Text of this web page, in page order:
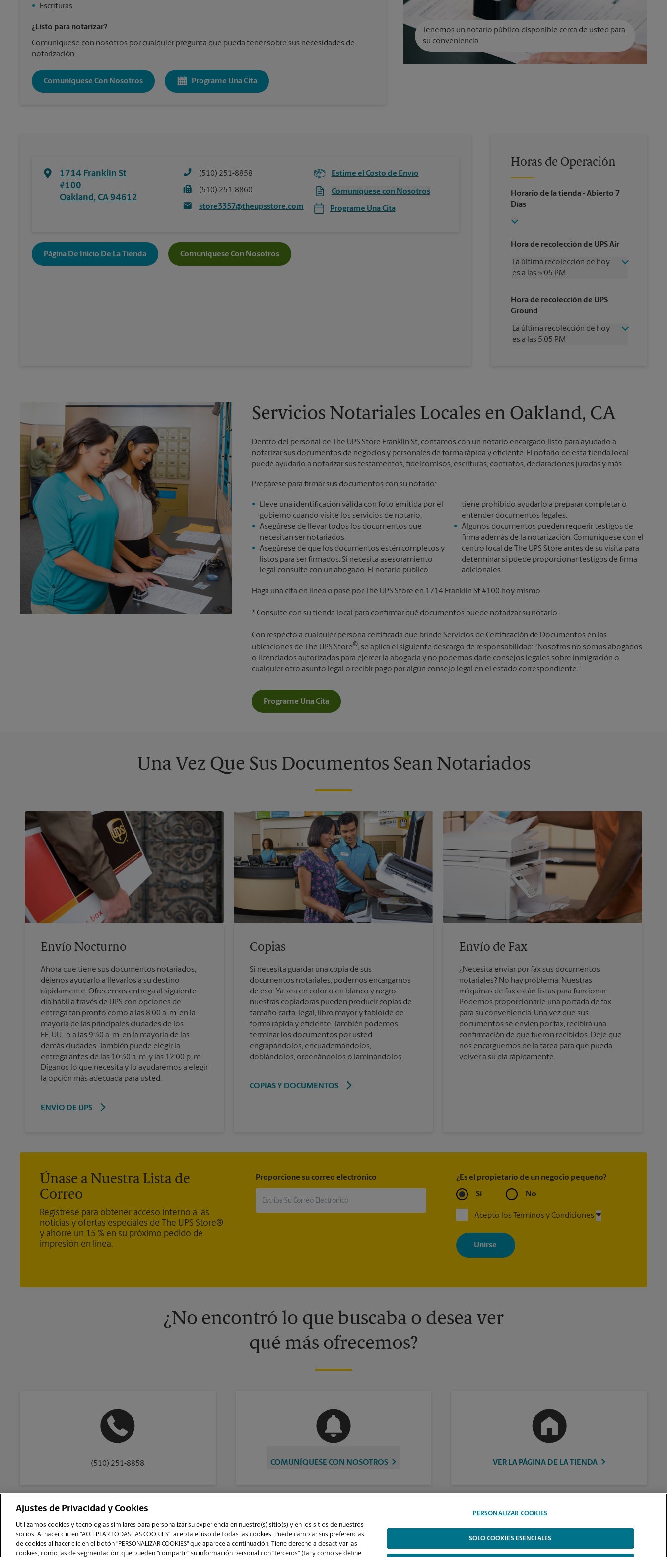
•
Escrituras
¿Listo para notarizar?
Comuníquese con nosotros por cualquier pregunta que pueda tener sobre sus necesidades de
notarización.
Comuníquese Con Nosotros Programe Una Cita
Tenemos un notario público disponible cerca de usted para
su conveniencia.
1714 Franklin St
#100
Oakland, CA 94612
(510) 251-8858
(510) 251-8860
store3357@theupsstore.com
Estime el Costo de Envío
Comuníquese con Nosotros
Programe Una Cita
Página De Inicio De La Tienda Comuníquese Con Nosotros
Horas de Operación
Horario de la tienda - Abierto 7
Días
Hora de recolección de UPS Air
La última recolección de hoy
es a las 5:05 PM
Jueves
5:05 PM
Viernes
Sábado
1:00 PM
Domingo
Sin Recolección
Hora de recolección de UPS
Ground
La última recolección de hoy
es a las 5:05 PM
Domingo
Sin Recolección
Lunes
5:05 PM
Servicios Notariales Locales en Oakland, CA
Dentro del personal de The UPS Store Franklin St, contamos con un notario encargado listo para ayudarlo a
notarizar sus documentos de negocios y personales de forma rápida y eficiente. El notario de esta tienda local
puede ayudarlo a notarizar sus testamentos, fideicomisos, escrituras, contratos, declaraciones juradas y más.
Prepárese para firmar sus documentos con su notario:
Lleve una identificación válida con foto emitida por el
gobierno cuando visite los servicios de notario.
Asegúrese de llevar todos los documentos que
necesitan ser notariados.
Asegúrese de que los documentos estén completos y
listos para ser firmados. Si necesita asesoramiento
legal consulte con un abogado. El notario público
tiene prohibido ayudarlo a preparar completar o
entender documentos legales.
Algunos documentos pueden requerir testigos de
firma además de la notarización. Comuníquese con el
centro local de The UPS Store antes de su visita para
determinar si puede proporcionar testigos de firma
adicionales.
Haga una cita en línea o pase por The UPS Store en 1714 Franklin St #100 hoy mismo.
* Consulte con su tienda local para confirmar qué documentos puede notarizar su notario.
Con respecto a cualquier persona certificada que brinde Servicios de Certificación de Documentos en las
ubicaciones de The UPS Store®, se aplica el siguiente descargo de responsabilidad: “Nosotros no somos abogados
o licenciados autorizados para ejercer la abogacía y no podemos darle consejos legales sobre inmigración o
cualquier otro asunto legal o recibir pago por algún consejo legal en el estado correspondiente.”
Programe Una Cita
Una Vez Que Sus Documentos Sean Notariados
Envío Nocturno
Ahora que tiene sus documentos notariados,
déjenos ayudarlo a llevarlos a su destino
rápidamente. Ofrecemos entrega al siguiente
día hábil a través de UPS con opciones de
entrega tan pronto como a las 8:00 a. m. en la
mayoría de las principales ciudades de los
EE. UU., o a las 9:30 a. m. en la mayoría de las
demás ciudades. También puede elegir la
entrega antes de las 10:30 a. m. y las 12:00 p. m.
Díganos lo que necesita y lo ayudaremos a elegir
la opción más adecuada para usted.
ENVÍO DE UPS
Copias
Si necesita guardar una copia de sus
documentos notariales, podemos encargarnos
de eso. Ya sea en color o en blanco y negro,
nuestras copiadoras pueden producir copias de
tamaño carta, legal, libro mayor y tabloide de
forma rápida y eficiente. También podemos
terminar los documentos por usted
engrapándolos, encuadernándolos,
doblándolos, ordenándolos o laminándolos.
COPIAS Y DOCUMENTOS
Envío de Fax
¿Necesita enviar por fax sus documentos
notariales? No hay problema. Nuestras
máquinas de fax están listas para funcionar.
Podemos proporcionarle una portada de fax
para su conveniencia. Una vez que sus
documentos se envíen por fax, recibirá una
confirmación de que fueron recibidos. Deje que
nos encarguemos de la tarea para que pueda
volver a su día rápidamente.
Únase a Nuestra Lista de
Correo
Regístrese para obtener acceso interno a las
noticias y ofertas especiales de The UPS Store®
y ahorre un 15 % en su próximo pedido de
impresión en línea.
Proporcione su correo electrónico ¿Es el propietario de un negocio pequeño?
Sí No
Acepto los Términos y Condiciones
Al registrarse, acepta recibir correos electrónicos de The UPS Store
con noticias, ofertas especiales, promociones y mensajes
adaptados a sus intereses. Puede darse de baja en cualquier
momento. Para más información, consulte nuestra política de
información, contacte al centro The UPS Store en su ciudad.
¿No encontró lo que buscaba o desea ver
qué más ofrecemos?
(510) 251-8858 COMUNÍQUESE CON NOSOTROS VER LA PÁGINA DE LA TIENDA
Como es un negocio de franquicias, cada centro The UPS Store está bajo la titularidad y la gestión independiente de franquiciados. The UPS Store Inc., como
franquiciador, no le ofrece formación notarial al dueño de la franquicia o a sus empleados. Cada dueño de franquicia determina la capacitación y los requisitos
para obtener la condición notarial de The UPS Store, y estos requisitos deben basarse en las leyes del estado en donde operan.
The UPS Store | Aviso de Privacidad | Términos de Uso del Sitio Web | Contraste Alto
Ajustes de Privacidad y Cookies
Utilizamos cookies y tecnologías similares para personalizar su experiencia en nuestro(s) sitio(s) y en los sitios de nuestros
socios. Al hacer clic en "ACCEPTAR TODAS LAS COOKIES", acepta el uso de todas las cookies. Puede cambiar sus preferencias
de cookies al hacer clic en el botón "PERSONALIZAR COOKIES" que aparece a continuación. Tiene derecho a desactivar las
cookies, como las de segmentación, que pueden "compartir" su información personal con "terceros" (tal y como se define
PERSONALIZAR COOKIES
SOLO COOKIES ESENCIALES